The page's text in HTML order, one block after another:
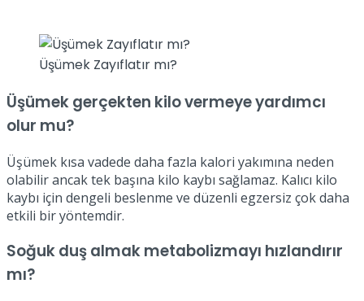
Üşümek Zayıflatır mı?
Üşümek gerçekten kilo vermeye yardımcı
olur mu?
Üşümek kısa vadede daha fazla kalori yakımına neden
olabilir ancak tek başına kilo kaybı sağlamaz. Kalıcı kilo
kaybı için dengeli beslenme ve düzenli egzersiz çok daha
etkili bir yöntemdir.
Soğuk duş almak metabolizmayı hızlandırır
mı?